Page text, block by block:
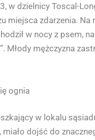
w dzielnicy Toscal-
miejsca zdarzenia.
w nocy z psem,
Młody mężczyzna
ognia
w lokalu
miało dojść do